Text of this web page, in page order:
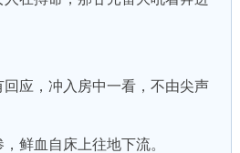
应，冲入房中一看，不由尖声
血自床上往地下流。